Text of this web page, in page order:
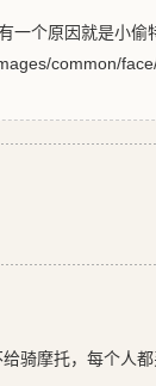
一个原因就是小偷
common/
骑摩托，每个人